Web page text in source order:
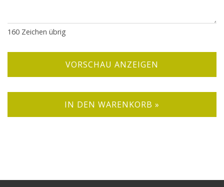
160 Zeichen übrig
VORSCHAU ANZEIGEN
IN DEN WARENKORB »